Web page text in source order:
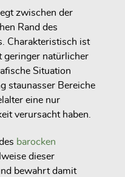
zwischen der
Rand des
Charakteristisch ist
geringer natürlicher
Situation
staunasser Bereiche
eine nur
verursacht haben.
barocken
dieser
bewahrt damit